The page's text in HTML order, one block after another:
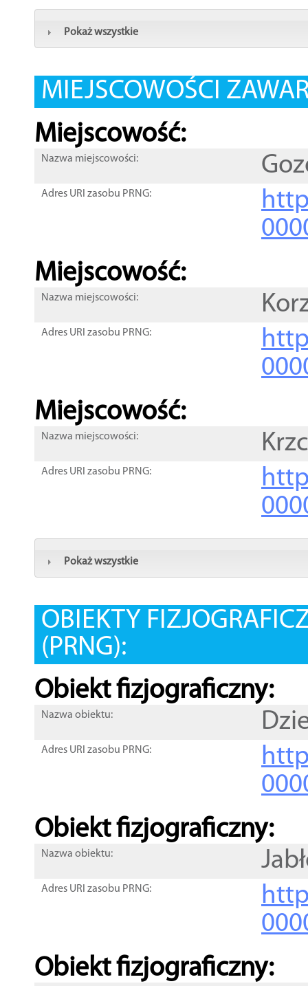
Pokaż wszystkie
MIEJSCOWOŚCI
Miejscowość:
Nazwa miejscowości:
Adres URI zasobu PRNG:
Miejscowość:
Nazwa miejscowości:
Adres URI zasobu PRNG:
Miejscowość:
Nazwa miejscowości:
Adres URI zasobu PRNG:
Pokaż wszystkie
OBIEKTY
(PRNG):
Obiekt fizjograficzny:
Nazwa obiektu:
Adres URI zasobu PRNG:
Obiekt fizjograficzny:
Nazwa obiektu:
Adres URI zasobu PRNG:
Obiekt fizjograficzny: